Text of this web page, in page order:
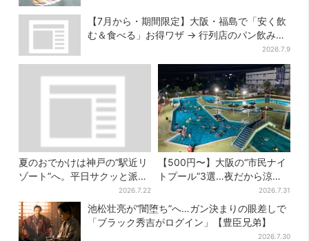
【7月から・期間限定】大阪・福島で「安く飲
む＆食べる」お得ワザ → 行列店のパン飲みセ
2026.7.9
夏のおでかけは神戸の”駅近リ
ゾート”へ。平日サクッと派
も、休日ガッツリ派も！タイ
パ抜群、約20種の楽しみ方
2026.7.22
【500円〜】大阪の“市民ナイ
トプール”3選…夜だから涼し
2026.7.31
池松壮亮が“闇堕ち”へ…ガン決まりの眼差しで
「ブラック秀吉がログイン」【豊臣兄弟】
2026.7.30